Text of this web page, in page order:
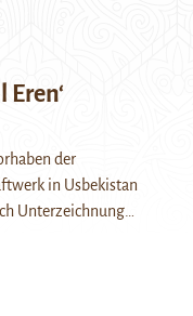
der
in Usbekistan
Unterzeichnung…